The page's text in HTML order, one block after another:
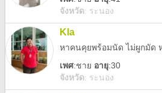
จังหวัด: ระนอง
Kla
หาคนคุยพร้อมนัด ไม่ผูกมัด
เพศ:ชาย อายุ:30
จังหวัด: ระนอง